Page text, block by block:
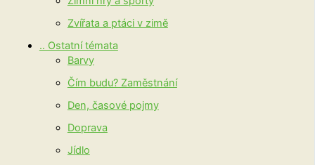
Zvířata a ptáci v zimě
.. Ostatní témata
Barvy
Čím budu? Zaměstnání
Den, časové pojmy
Doprava
Jídlo